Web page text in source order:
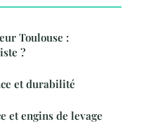
Toulouse :
?
et durabilité
et engins de levage